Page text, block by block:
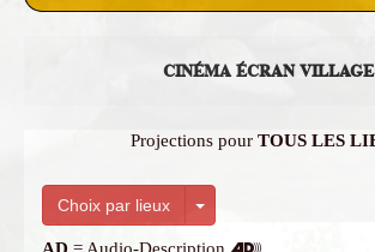
CINÉMA ÉCRAN VILLAGE